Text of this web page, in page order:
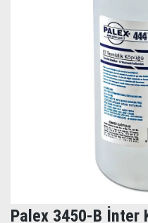
Palex 3450-B İnter